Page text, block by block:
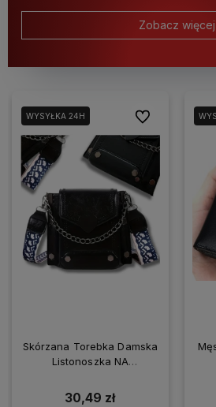
Zobacz więcej
WYSYŁKA 24H
Skórzana Torebka Damska
Listonoszka NA
30,49 zł
Do ulubionych